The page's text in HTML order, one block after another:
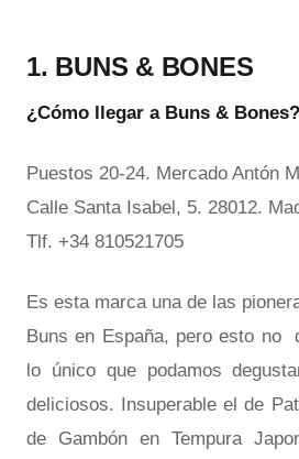
1. BUNS & BONES
¿Cómo llegar a Buns & Bones?
Puestos 20-24. Mercado Antón
Calle Santa Isabel, 5. 28012.
Tlf. +34 810521705
Es esta marca una de las
Buns en España, pero esto no
lo único que podamos
deliciosos. Insuperable el de
de Gambón en Tempura